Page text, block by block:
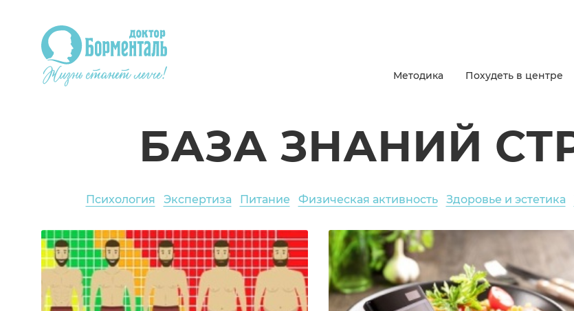
Методика Похудеть в центре
БАЗА ЗНАНИЙ
Психология Экспертиза Питание Физическая активность Здоровье и эстетика